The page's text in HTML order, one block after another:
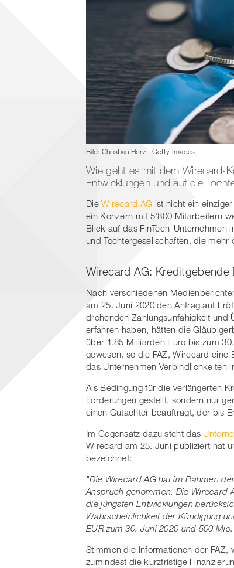
Bild: Christian Horz | Getty Images
Wie geht es mit dem Wirecard-
Entwicklungen und auf die
DieWirecard AG ist nicht ein
ein Konzern mit 5'800 Mitarbeitern
Blick auf das FinTech-Unternehmen
und Tochtergesellschaften, die
Wirecard AG: Kreditgebende
Nach verschiedenen
am 25. Juni 2020 den Antrag auf
drohenden Zahlungsunfähigkeit und
erfahren haben, hätten die
über 1,85 Milliarden Euro bis zum
gewesen, so die FAZ, Wirecard
das Unternehmen Verbindlichkeiten
Als Bedingung für die verlängerten
Forderungen gestellt, sondern nur
einen Gutachter beauftragt, der bis
Im Gegensatz dazu steht das
Wirecard am 25. Juni publiziert hat
bezeichnet:
"Die Wirecard AG hat im Rahmen
Anspruch genommen. Die Wirecard
die jüngsten Entwicklungen
Wahrscheinlichkeit der Kündigung
EUR zum 30. Juni 2020 und 500
Stimmen die Informationen der
zumindest die kurzfristige